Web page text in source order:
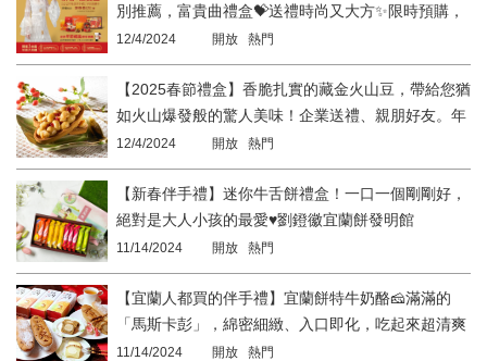
別推薦，富貴曲禮盒💝送禮時尚又大方✨限時預購，
早鳥大優惠🥰劉鐙徽宜蘭餅
12/4/2024 開放 熱門
【2025春節禮盒】香脆扎實的藏金火山豆，帶給您猶
如火山爆發般的驚人美味！企業送禮、親朋好友。年
節傳遞心意就選劉鐙徽宜蘭餅發明館。
12/4/2024 開放 熱門
【新春伴手禮】迷你牛舌餅禮盒！一口一個剛剛好，
絕對是大人小孩的最愛♥劉鐙徽宜蘭餅發明館
11/14/2024 開放 熱門
【宜蘭人都買的伴手禮】宜蘭餅特牛奶酪🧀️滿滿的
「馬斯卡彭」，綿密細緻、入口即化，吃起來超清爽
😀劉鐙徽宜蘭餅發明館
11/14/2024 開放 熱門